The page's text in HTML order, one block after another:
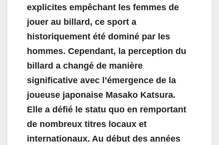
explicites empêchant les femmes de
jouer au billard, ce sport a
historiquement été dominé par les
hommes. Cependant, la perception du
billard a changé de manière
significative avec l’émergence de la
joueuse japonaise Masako Katsura.
Elle a défié le statu quo en remportant
de nombreux titres locaux et
internationaux. Au début des années